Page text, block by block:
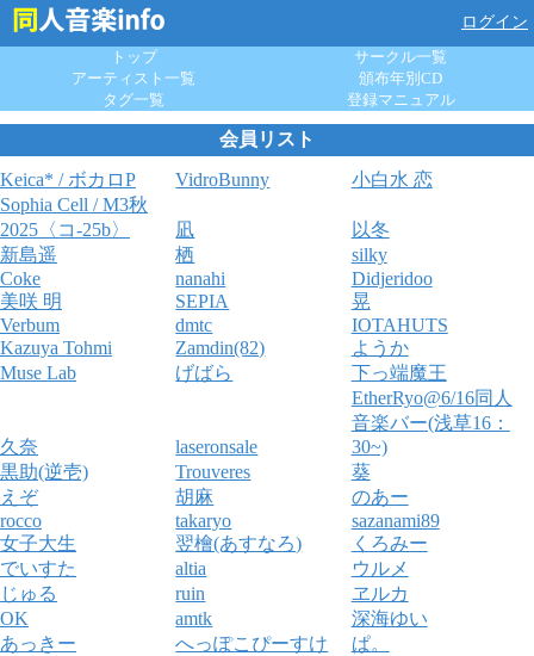
ログイン
トップ
サークル一覧
アーティスト一覧
頒布年別CD
タグ一覧
登録マニュアル
会員リスト
Keica* / ボカロP VidroBunny
小白水 恋
Sophia Cell / M3秋
2025〈コ-25b〉
凪
以冬
新島遥
栖
silky
Coke
nanahi
Didjeridoo
美咲 明
SEPIA
晃
Verbum
dmtc
IOTAHUTS
Kazuya Tohmi
Zamdin(82)
ようか
Muse Lab
げばら 下っ端魔王
久奈 laseronsale
EtherRyo@6/16同人
音楽バー(浅草16：
30~)
黒助(逆壱)
Trouveres
葵
えぞ
胡麻
のあー
rocco
takaryo
sazanami89
女子大生
翌檜(あすなろ)
くろみー
でいすた
altia
ウルメ
じゅる
ruin
ヱルカ
OK
amtk
深海ゆい
あっきー
へっぽこぴーすけ
ぱ。